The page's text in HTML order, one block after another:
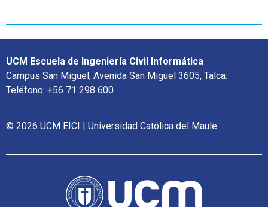
UCM Escuela de Ingeniería Civil Informática
Campus San Miguel, Avenida San Miguel 3605, Talca.
Teléfono: +56 71 298 600
© 2026 UCM EICI | Universidad Católica del Maule